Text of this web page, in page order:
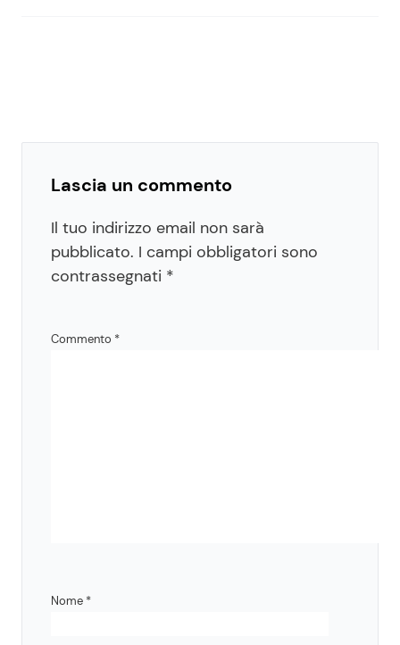
Lascia un commento
Il tuo indirizzo email non sarà
pubblicato. I campi obbligatori sono
contrassegnati *
Commento *
Nome *